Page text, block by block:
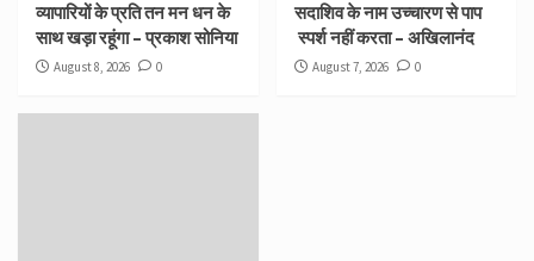
व्यापारियों के प्रति तन मन धन के
साथ खड़ा रहूंगा – प्रकाश सोनिया
August 8, 2026 0
सदाशिव के नाम उच्चारण से पाप
स्पर्श नहीं करता – अखिलानंद
August 7, 2026 0